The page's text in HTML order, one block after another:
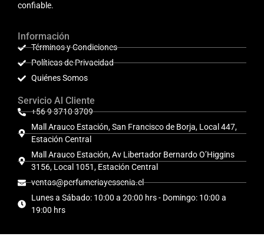
confiable.
Información
Términos y Condiciones
Políticas de Privacidad
Quiénes Somos
Servicio Al Cliente
+56 9 3710 3709
Mall Arauco Estación, San Francisco de Borja, Local 447,
Estación Central
Mall Arauco Estación, Av Libertador Bernardo O’Higgins
3156, Local 1051, Estación Central
ventas@perfumeriayessenia.cl
Lunes a Sábado: 10:00 a 20:00 hrs - Domingo: 10:00 a
19:00 hrs